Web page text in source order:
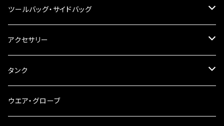
その他
ハンドルブレース
ステアリングダンパー
ブレーキ・クラッチレバー
スマホホルダー
ナンバー灯
ツールバッグ・サイドバッグ
ツールバッグ
サイドバッグ
サイドバッグサポート
アクセサリー
USB電源
電装系
タンク
タンク本体
ウエア・グローブ